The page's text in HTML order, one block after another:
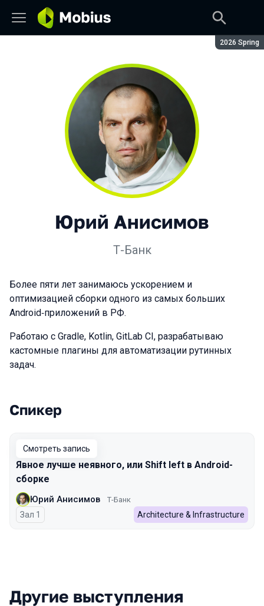
Сезон:
2026 Spring
Юрий Анисимов
Т-Банк
Более пяти лет занимаюсь ускорением и
оптимизацией сборки одного из самых больших
Android‑приложений в РФ.
Работаю с Gradle, Kotlin, GitLab CI, разрабатываю
кастомные плагины для автоматизации рутинных
задач.
Выступления в сезоне 2026 Spring
Спикер
Смотреть запись
Явное лучше неявного, или Shift left в Android-
сборке
Юрий Анисимов Т-Банк
Зал 1 Architecture & Infrastructure
Другие выступления